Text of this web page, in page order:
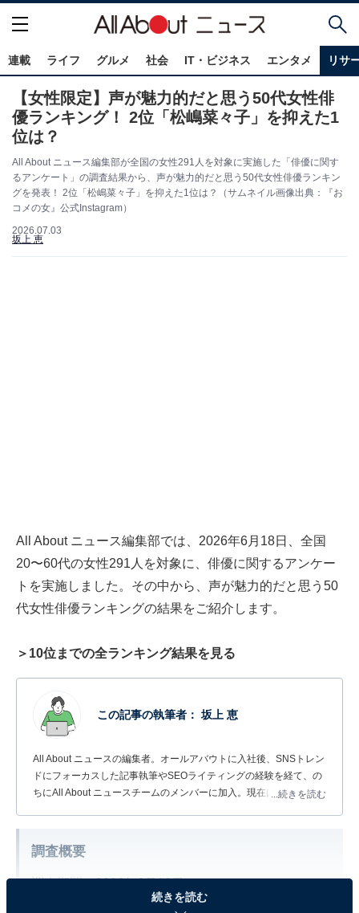
連載 ライフ グルメ 社会 IT・ビジネス エンタメ リサ
【女性限定】声が魅力的だと思う50代女性俳
優ランキング！ 2位「松嶋菜々子」を抑えた1
位は？
All About ニュース編集部が全国の女性291人を対象に実施した「俳優に関す
るアンケート」の調査結果から、声が魅力的だと思う50代女性俳優ランキン
グを発表！ 2位「松嶋菜々子」を抑えた1位は？（サムネイル画像出典：『お
コメの女』公式Instagram）
2026.07.03
坂上 恵
All About ニュース編集部では、2026年6月18日、全国
20〜60代の女性291人を対象に、俳優に関するアンケー
トを実施しました。その中から、声が魅力的だと思う50
代女性俳優ランキングの結果をご紹介します。
＞10位までの全ランキング結果を見る
この記事の執筆者： 坂上 恵
All About ニュースの編集者。オールアバウトに入社後、SNSトレン
ドにフォーカスした記事執筆やSEOライティングの経験を経て、の
ちにAll About ニュースチームのメンバーに加入。現在は旅行・カル
...続きを読む
調査概要
調査期間：2026年6月18日
調査方法：インターネット調査
続きを読む